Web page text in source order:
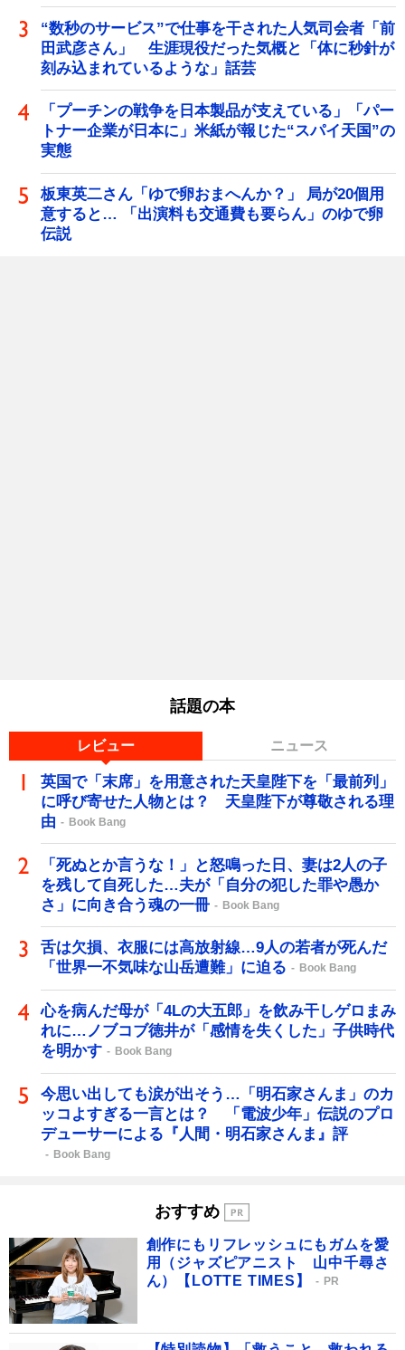
“数秒のサービス”で仕事を干された人気司会者「前
田武彦さん」 生涯現役だった気概と「体に秒針が
刻み込まれているような」話芸
「プーチンの戦争を日本製品が支えている」「パー
トナー企業が日本に」米紙が報じた“スパイ天国”の
実態
板東英二さん「ゆで卵おまへんか？」 局が20個用
意すると… 「出演料も交通費も要らん」のゆで卵
伝説
話題の本
レビュー ニュース
英国で「末席」を用意された天皇陛下を「最前列」
に呼び寄せた人物とは？ 天皇陛下が尊敬される理
由
Book Bang
「死ぬとか言うな！」と怒鳴った日、妻は2人の子
を残して自死した…夫が「自分の犯した罪や愚か
さ」に向き合う魂の一冊
Book Bang
舌は欠損、衣服には高放射線…9人の若者が死んだ
「世界一不気味な山岳遭難」に迫る
Book Bang
心を病んだ母が「4Lの大五郎」を飲み干しゲロまみ
れに…ノブコブ徳井が「感情を失くした」子供時代
を明かす
Book Bang
今思い出しても涙が出そう…「明石家さんま」のカ
ッコよすぎる一言とは？ 「電波少年」伝説のプロ
デューサーによる『人間・明石家さんま』評
Book Bang
おすすめ
創作にもリフレッシュにもガムを愛
用（ジャズピアニスト 山中千尋さ
ん）【LOTTE TIMES】
PR